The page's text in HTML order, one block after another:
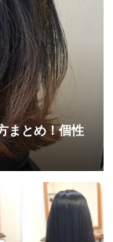
まとめ！個性